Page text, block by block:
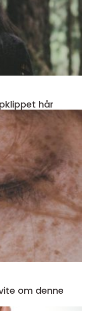
hår
om denne